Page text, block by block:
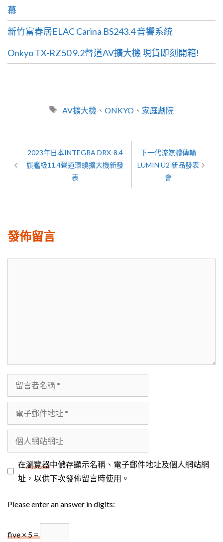
幕
新竹富春居ELAC Carina BS243.4 音響系統
Onkyo TX-RZ50 9.2聲道AV擴大機 現貨即刻開箱!
標
AV擴大機 、 ONKYO、 家庭劇院
2023年日本INTEGRA DRX-8.4
旗艦級11.4聲道環繞擴大機新發
表
下一代流媒體傳輸
LUMIN U2 新品發表
會
發佈留言
址
站
址
在瀏覽器中儲存顯示名稱、電子郵件地址及個人網站網
址，以供下次發佈留言時使用。
Please enter an answer in digits:
five × 5 =